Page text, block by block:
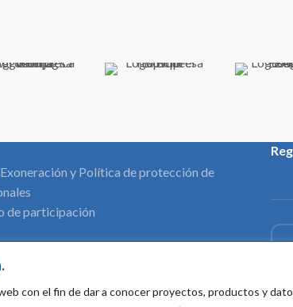
con el fin de dar a conocer proyectos, productos y
y Política de protección de
de participación